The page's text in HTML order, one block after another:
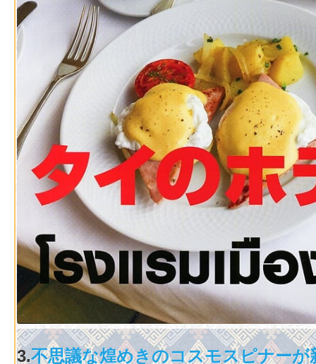
3.不思議な煌めきのコスモスピナーが